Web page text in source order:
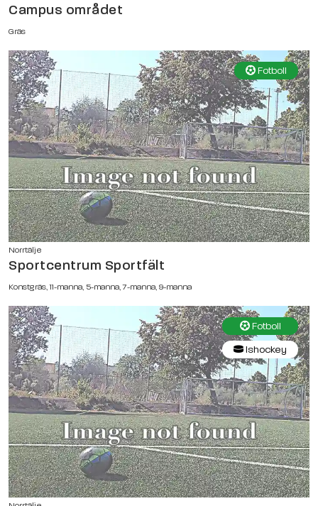
Campus området
Gräs
Fotboll
Norrtälje
Sportcentrum Sportfält
Konstgräs, 11-manna, 5-manna, 7-manna, 9-manna
Fotboll
Ishockey